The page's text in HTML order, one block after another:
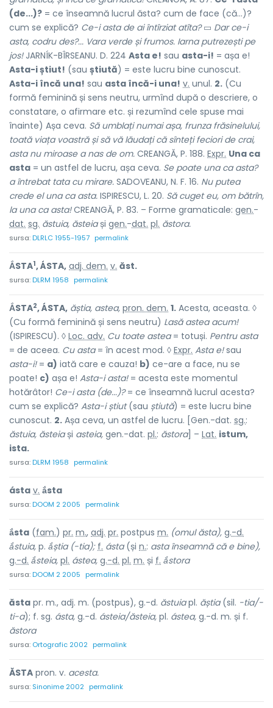
(de...)? = ce înseamnă lucrul ăsta? cum de face (că...)?
cum se explică? Ce-i asta de ai întîrziat atîta?▭ Dar ce-i
asta, codru des?... Vara verde și frumos. Iarna putrezești pe
jos!JARNÍK-BÎRSEANU. D. 224 Asta e! sau asta-i! = așa e!
Asta-i știut! (sau știută) = este lucru bine cunoscut.
Asta-i încă una! sau asta încă-i una! v. unul. 2. (Cu
formă feminină și sens neutru, urmînd după o descriere, o
constatare, o afirmare etc. și rezumînd cele spuse mai
înainte) Așa ceva. Să umblați numai așa, frunza frăsinelului,
toată viața voastră și să vă lăudați că sînteți feciori de crai,
asta nu miroase a nas de om. CREANGĂ, P. 188. Expr. Una ca
asta = un astfel de lucru, așa ceva. Se poate una ca asta?
a întrebat tata cu mirare. SADOVEANU, N. F. 16. Nu putea
crede el una ca asta. ISPIRESCU, L. 20. Să cuget eu, om bătrîn,
la una ca asta!CREANGĂ, P. 83. – Forme gramaticale: gen.-
dat. sg. ăstuia, ăsteiași gen.-dat. pl. ăstora.
sursa:DLRLC 1955-1957 permalink
ẮSTA1, ÁSTA, adj. dem. v. ăst.
sursa:DLRM 1958 permalink
ẮSTA2, ÁSTA, ăștia, astea, pron. dem. 1. Acesta, aceasta. ◊
(Cu formă feminină și sens neutru) Lasă astea acum!
(ISPIRESCU). ◊ Loc. adv. Cu toate astea= totuși. Pentru asta
= de aceea. Cu asta= în acest mod. ◊ Expr. Asta e!sau
asta-i!= a) iată care e cauza! b) ce-are a face, nu se
poate! c) așa e! Asta-i asta!= acesta este momentul
hotărâtor! Ce-i asta (de...)?= ce înseamnă lucrul acesta?
cum se explică? Asta-i știut(sau știută) = este lucru bine
cunoscut. 2. Așa ceva, un astfel de lucru. [Gen.-dat. sg.:
ăstuia, ăsteiași asteia, gen.-dat. pl.: ăstora] – Lat. istum,
ista.
sursa:DLRM 1958 permalink
ásta v. ắsta
sursa:DOOM 2 2005 permalink
ắsta (fam.) pr. m., adj. pr. postpus m. (omul ăsta), g.-d.
ắstuia, p. ắștia (-tia); f. ásta(și n.: asta înseamnă că e bine),
g.-d. ắsteia, pl. ástea, g.-d. pl. m. și f. ắstora
sursa:DOOM 2 2005 permalink
ăsta pr. m., adj. m. (postpus), g.-d. ăstuiapl. ăștia(sil. -tia/-
ti-a); f. sg. ásta, g.-d. ásteia/ăsteia, pl. ástea, g.-d. m. și f.
ăstora
sursa: Ortografic 2002 permalink
ĂSTA pron. v. acesta.
sursa: Sinonime 2002 permalink